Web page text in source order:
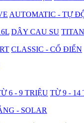
AUTOMATIC - TỰ
DÂY CAU SU
CLASSIC - CỔ ĐIỂN
6 - 9 TRIỆU TỪ 9 - 14
- SOLAR